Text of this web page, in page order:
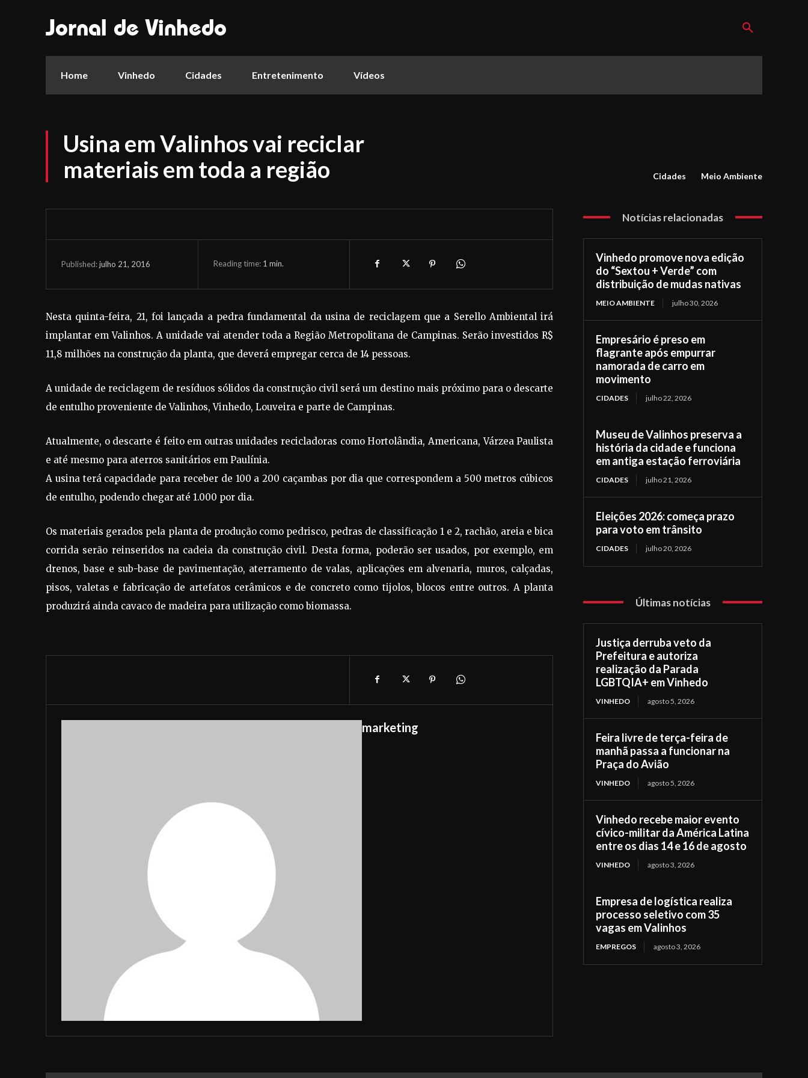
Jornal de Vinhedo
Home Vinhedo Cidades Entretenimento Vídeos
Usina em Valinhos vai reciclar
materiais em toda a região
Cidades Meio Ambiente
Published:julho 21, 2016 Reading time: 1 min.
Nesta quinta-feira, 21, foi lançada a pedra fundamental da usina de reciclagem que a Serello Ambiental irá
implantar em Valinhos. A unidade vai atender toda a Região Metropolitana de Campinas. Serão investidos R$
11,8 milhões na construção da planta, que deverá empregar cerca de 14 pessoas.
A unidade de reciclagem de resíduos sólidos da construção civil será um destino mais próximo para o descarte
de entulho proveniente de Valinhos, Vinhedo, Louveira e parte de Campinas.
Atualmente, o descarte é feito em outras unidades recicladoras como Hortolândia, Americana, Várzea Paulista
e até mesmo para aterros sanitários em Paulínia.
A usina terá capacidade para receber de 100 a 200 caçambas por dia que correspondem a 500 metros cúbicos
de entulho, podendo chegar até 1.000 por dia.
Os materiais gerados pela planta de produção como pedrisco, pedras de classificação 1 e 2, rachão, areia e bica
corrida serão reinseridos na cadeia da construção civil. Desta forma, poderão ser usados, por exemplo, em
drenos, base e sub-base de pavimentação, aterramento de valas, aplicações em alvenaria, muros, calçadas,
pisos, valetas e fabricação de artefatos cerâmicos e de concreto como tijolos, blocos entre outros. A planta
produzirá ainda cavaco de madeira para utilização como biomassa.
marketing
Notícias relacionadas
Vinhedo promove nova edição
do “Sextou + Verde” com
distribuição de mudas nativas
MEIO AMBIENTE julho 30, 2026
Empresário é preso em
flagrante após empurrar
namorada de carro em
movimento
CIDADES julho 22, 2026
Museu de Valinhos preserva a
história da cidade e funciona
em antiga estação ferroviária
CIDADES julho 21, 2026
Eleições 2026: começa prazo
para voto em trânsito
CIDADES julho 20, 2026
Últimas notícias
Justiça derruba veto da
Prefeitura e autoriza
realização da Parada
LGBTQIA+ em Vinhedo
VINHEDO agosto 5, 2026
Feira livre de terça-feira de
manhã passa a funcionar na
Praça do Avião
VINHEDO agosto 5, 2026
Vinhedo recebe maior evento
cívico-militar da América Latina
entre os dias 14 e 16 de agosto
VINHEDO agosto 3, 2026
Empresa de logística realiza
processo seletivo com 35
vagas em Valinhos
EMPREGOS agosto 3, 2026